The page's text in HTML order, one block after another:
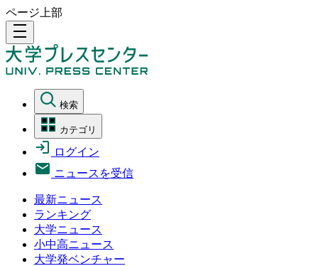
ページ上部
density_medium
検索
カテゴリ
ログイン
ニュースを受信
最新ニュース
ランキング
大学ニュース
小中高ニュース
大学発ベンチャー